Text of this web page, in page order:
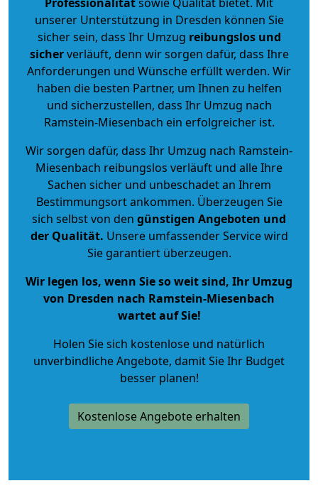
unserer Unterstützung in Dresden können Sie
sicher sein, dass Ihr Umzug reibungslos und
sicherverläuft, denn wir sorgen dafür, dass Ihre
Anforderungen und Wünsche erfüllt werden. Wir
haben die besten Partner, um Ihnen zu helfen
und sicherzustellen, dass Ihr Umzug nach
Ramstein-Miesenbach ein erfolgreicher ist.
Wir sorgen dafür, dass Ihr Umzug nach Ramstein-
Miesenbach reibungslos verläuft und alle Ihre
Sachen sicher und unbeschadet an Ihrem
Bestimmungsort ankommen. Überzeugen Sie
sich selbst von den günstigen Angeboten und
der Qualität. Unsere umfassender Service wird
Sie garantiert überzeugen.
Wir legen los, wenn Sie so weit sind, Ihr Umzug
von Dresden nach Ramstein-Miesenbach
wartet auf Sie!
Holen Sie sich kostenlose und natürlich
unverbindliche Angebote, damit Sie Ihr Budget
besser planen!
Kostenlose Angebote erhalten